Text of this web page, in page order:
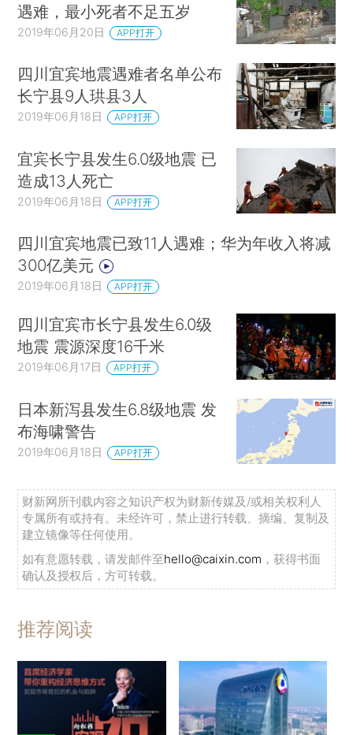
遇难，最小死者不足五岁
2019年06月20日 APP打开
四川宜宾地震遇难者名单公布
长宁县9人珙县3人
2019年06月18日 APP打开
宜宾长宁县发生6.0级地震 已
造成13人死亡
2019年06月18日 APP打开
四川宜宾地震已致11人遇难；华为年收入将减
300亿美元
2019年06月18日 APP打开
四川宜宾市长宁县发生6.0级
地震 震源深度16千米
2019年06月17日 APP打开
日本新泻县发生6.8级地震 发
布海啸警告
2019年06月18日 APP打开
财新网所刊载内容之知识产权为财新传媒及/或相关权利人
专属所有或持有。未经许可，禁止进行转载、摘编、复制及
建立镜像等任何使用。
如有意愿转载，请发邮件至hello@caixin.com ，获得书面
确认及授权后，方可转载。
推荐阅读